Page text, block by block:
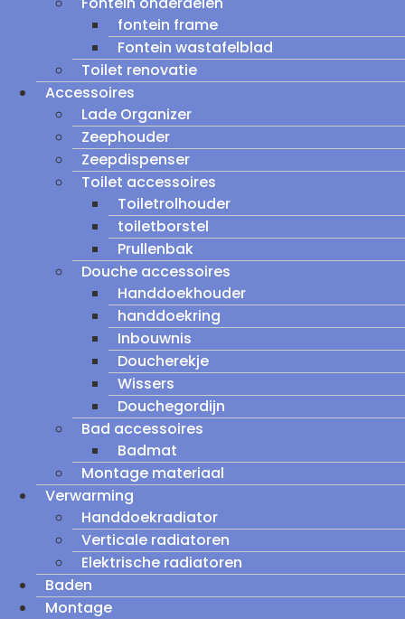
fontein frame
Fontein wastafelblad
Toilet renovatie
Accessoires
Lade Organizer
Zeephouder
Zeepdispenser
Toilet accessoires
Toiletrolhouder
toiletborstel
Prullenbak
Douche accessoires
Handdoekhouder
handdoekring
Inbouwnis
Doucherekje
Wissers
Douchegordijn
Bad accessoires
Badmat
Montage materiaal
Verwarming
Handdoekradiator
Verticale radiatoren
Elektrische radiatoren
Baden
Montage